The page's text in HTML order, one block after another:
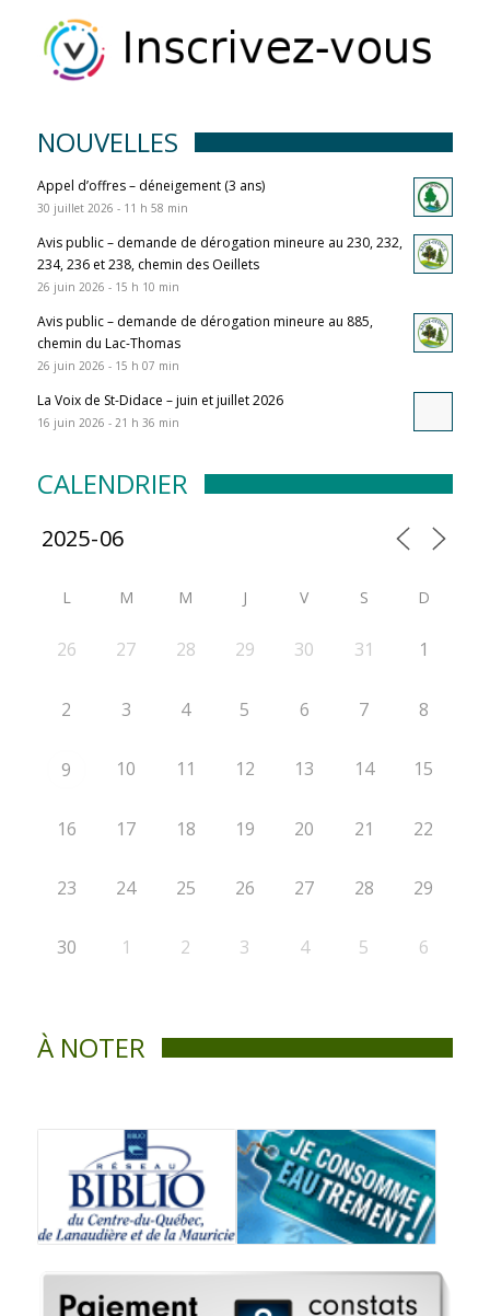
NOUVELLES
Appel d’offres – déneigement (3 ans)
30 juillet 2026 - 11 h 58 min
Avis public – demande de dérogation mineure au 230, 232,
234, 236 et 238, chemin des Oeillets
26 juin 2026 - 15 h 10 min
Avis public – demande de dérogation mineure au 885,
chemin du Lac-Thomas
26 juin 2026 - 15 h 07 min
La Voix de St-Didace – juin et juillet 2026
16 juin 2026 - 21 h 36 min
CALENDRIER
L M M J V S D
26 27 28 29 30 31 1
2 3 4 5 6 7 8
9 10 11 12 13 14 15
16 17 18 19 20 21 22
23 24 25 26 27 28 29
30 1 2 3 4 5 6
À NOTER